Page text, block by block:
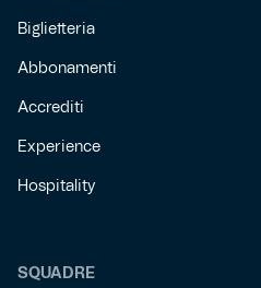
Biglietteria
Abbonamenti
Accrediti
Experience
Hospitality
SQUADRE